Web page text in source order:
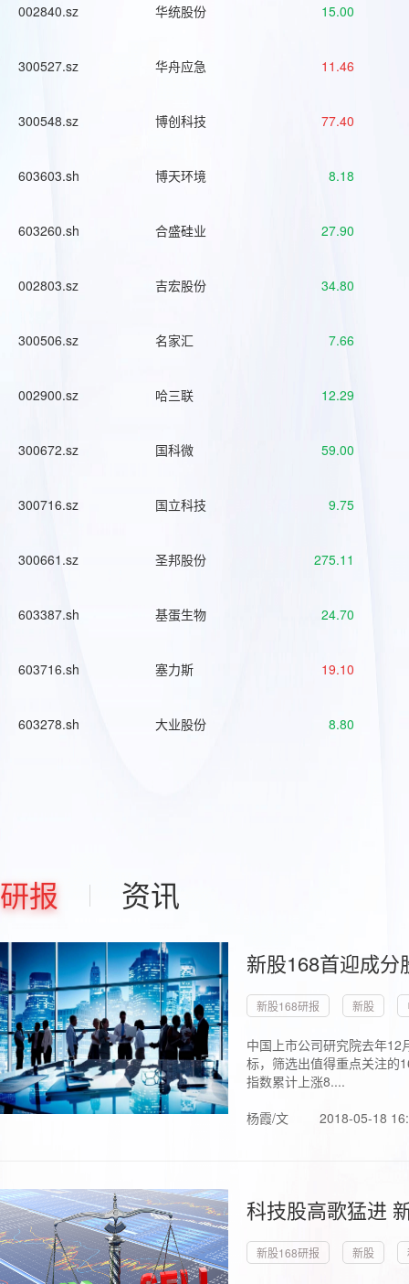
002840.sz 华统股份 15.00
300527.sz 华舟应急 11.46
300548.sz 博创科技 77.40
603603.sh 博天环境 8.18
603260.sh 合盛硅业 27.90
002803.sz 吉宏股份 34.80
300506.sz 名家汇 7.66
002900.sz 哈三联 12.29
300672.sz 国科微 59.00
300716.sz 国立科技 9.75
300661.sz 圣邦股份 275.11
603387.sh 基蛋生物 24.70
603716.sh 塞力斯 19.10
603278.sh 大业股份 8.80
研报 资讯
新股168首迎成
新股168研报 新股
中国上市公司研究院去年
标，筛选出值得重点关注的
指数累计上涨8....
杨霞/文
2018-05-18
科技股高歌猛进
新股168研报 新股